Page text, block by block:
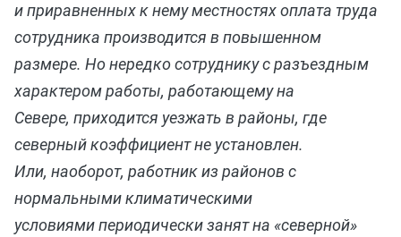
и приравненных к нему местностях оплата труда
сотрудника производится в повышенном
размере. Но нередко сотруднику с разъездным
характером работы, работающему на
Севере, приходится уезжать в районы, где
северный коэффициент не установлен.
Или, наоборот, работник из районов с
нормальными климатическими
условиями периодически занят на «северной»